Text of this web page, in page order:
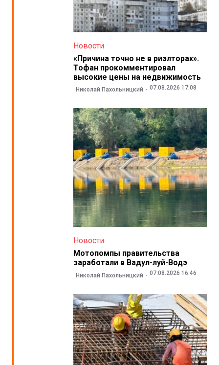
Новости
«Причина точно не в риэлторах».
Тофан прокомментировал
высокие цены на недвижимость
Николай Пахольницкий 07.08.2026 17:08
Новости
Мотопомпы правительства
заработали в Вадул-луй-Водэ
Николай Пахольницкий 07.08.2026 16:46